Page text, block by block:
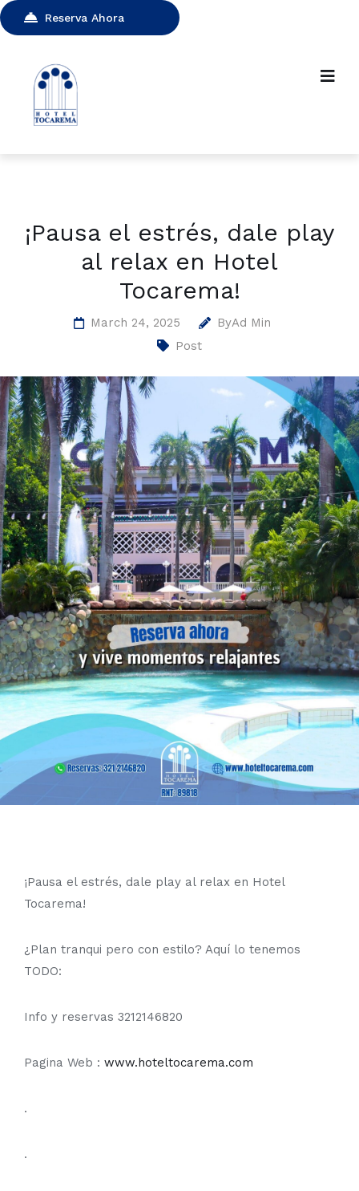
Reserva Ahora
¡Pausa el estrés, dale play
al relax en Hotel
Tocarema!
March 24, 2025 ByAd Min
Post
¡Pausa el estrés, dale play al relax en Hotel
Tocarema!
¿Plan tranqui pero con estilo? Aquí lo tenemos
TODO:
Info y reservas 3212146820
Pagina Web : www.hoteltocarema.com
.
.